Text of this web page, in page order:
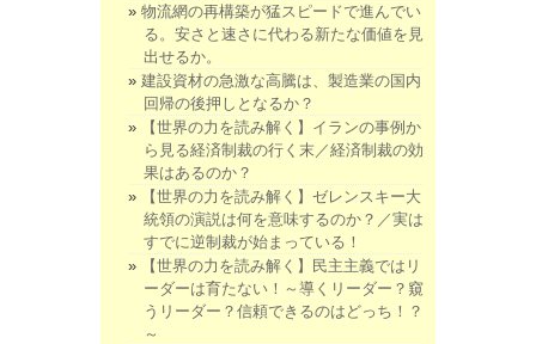
物流網の再構築が猛スピードで進んでい
る。安さと速さに代わる新たな価値を見
出せるか。
建設資材の急激な高騰は、製造業の国内
回帰の後押しとなるか？
【世界の力を読み解く】イランの事例か
ら見る経済制裁の行く末／経済制裁の効
果はあるのか？
【世界の力を読み解く】ゼレンスキー大
統領の演説は何を意味するのか？／実は
すでに逆制裁が始まっている！
【世界の力を読み解く】民主主義ではリ
ーダーは育たない！～導くリーダー？窺
うリーダー？信頼できるのはどっち！？
～